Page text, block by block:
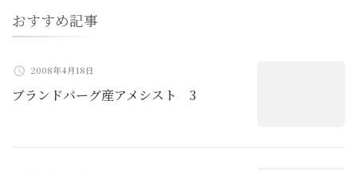
シ
ョ
ン
おすすめ記事
2008年4月18日
ブランドバーグ産アメシスト 3